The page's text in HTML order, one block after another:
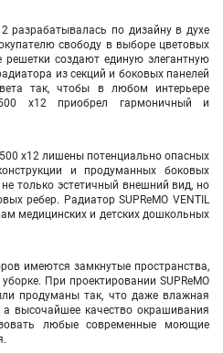
разрабатывалась по дизайну в духе
свободу в выборе цветовых
создают единую элегантную
из секций и боковых панелей
так, чтобы в любом интерьере
х12 приобрел гармоничный и
500 х12 лишены потенциально опасных
и продуманных боковых
только эстетичный внешний вид, но
ребер. Радиатор SUPReMO VENTIL
медицинских и детских дошкольных
имеются замкнутые пространства,
При проектировании SUPReMO
продуманы так, что даже влажная
а высочайшее качество окрашивания
любые современные моющие